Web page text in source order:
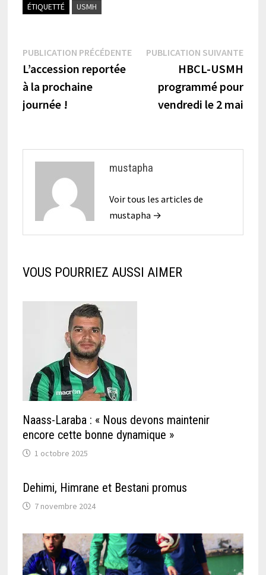
ÉTIQUETTÉ USMH
Navigation
de
l’article
PUBLICATION PRÉCÉDENTEPublication
précédente :
L’accession reportée
à la prochaine
journée !
PUBLICATION SUIVANTE
HBCL-USMH
programmé pour
vendredi le 2 mai
mustapha
Voir tous les articles de
mustapha →
VOUS POURRIEZ AUSSI AIMER
Naass-Laraba : « Nous devons maintenir
encore cette bonne dynamique »
1 octobre 2025
Dehimi, Himrane et Bestani promus
7 novembre 2024